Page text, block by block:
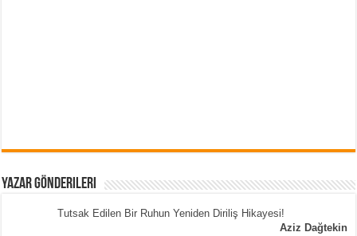
Yazar Gönderileri
Tutsak Edilen Bir Ruhun Yeniden Diriliş Hikayesi!
Aziz Dağtekin